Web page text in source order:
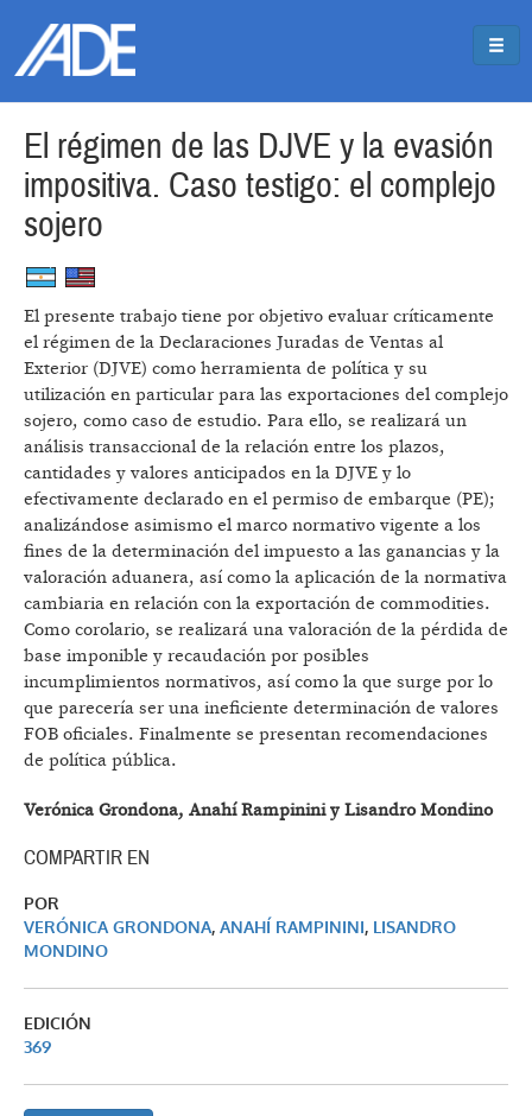
El régimen de las DJVE y la evasión
impositiva. Caso testigo: el complejo
sojero
El presente trabajo tiene por objetivo evaluar críticamente
el régimen de la Declaraciones Juradas de Ventas al
Exterior (DJVE) como herramienta de política y su
utilización en particular para las exportaciones del complejo
sojero, como caso de estudio. Para ello, se realizará un
análisis transaccional de la relación entre los plazos,
cantidades y valores anticipados en la DJVE y lo
efectivamente declarado en el permiso de embarque (PE);
analizándose asimismo el marco normativo vigente a los
fines de la determinación del impuesto a las ganancias y la
valoración aduanera, así como la aplicación de la normativa
cambiaria en relación con la exportación de commodities.
Como corolario, se realizará una valoración de la pérdida de
base imponible y recaudación por posibles
incumplimientos normativos, así como la que surge por lo
que parecería ser una ineficiente determinación de valores
FOB oficiales. Finalmente se presentan recomendaciones
de política pública.
Verónica Grondona, Anahí Rampinini y Lisandro Mondino
COMPARTIR EN
POR
VERÓNICA GRONDONA, ANAHÍ RAMPININI, LISANDRO
MONDINO
EDICIÓN
369